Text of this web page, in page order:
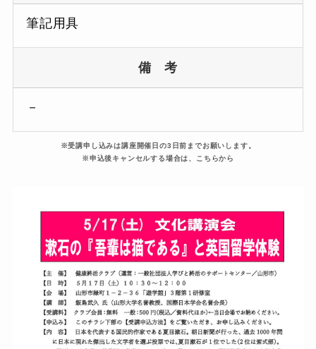
筆記用具
備 考
－
※受講申し込みは講座開催日の3日前までお願いします。
※申込後キャンセルする場合は、こちらから